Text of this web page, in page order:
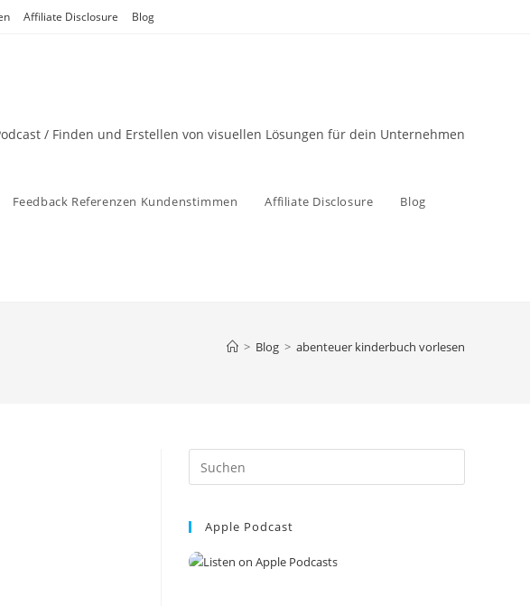
Affiliate Disclosure Blog
/ Finden und Erstellen von visuellen Lösungen für dein Unternehmen
Feedback Referenzen Kundenstimmen Affiliate Disclosure Blog
> Blog > abenteuer kinderbuch vorlesen
Escape
Apple Podcast